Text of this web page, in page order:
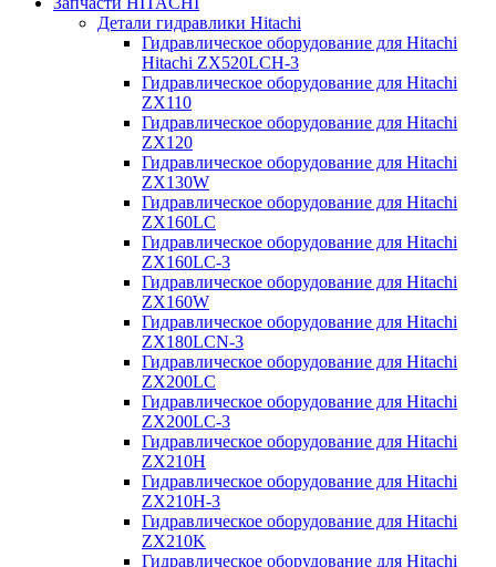
Детали гидравлики Hitachi
Гидравлическое оборудование для Hitachi
Hitachi ZX520LCH-3
Гидравлическое оборудование для Hitachi
ZX110
Гидравлическое оборудование для Hitachi
ZX120
Гидравлическое оборудование для Hitachi
ZX130W
Гидравлическое оборудование для Hitachi
ZX160LC
Гидравлическое оборудование для Hitachi
ZX160LC-3
Гидравлическое оборудование для Hitachi
ZX160W
Гидравлическое оборудование для Hitachi
ZX180LCN-3
Гидравлическое оборудование для Hitachi
ZX200LC
Гидравлическое оборудование для Hitachi
ZX200LC-3
Гидравлическое оборудование для Hitachi
ZX210H
Гидравлическое оборудование для Hitachi
ZX210H-3
Гидравлическое оборудование для Hitachi
ZX210K
Гидравлическое оборудование для Hitachi